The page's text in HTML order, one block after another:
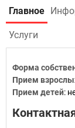
Главное
Услуги
Форма
Прием
Прием детей: